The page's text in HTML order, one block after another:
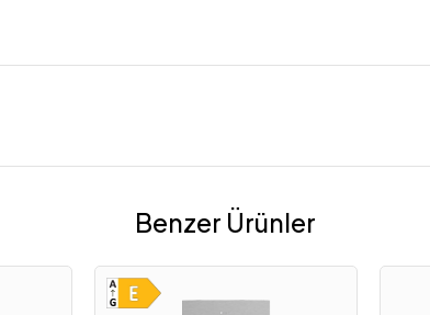
Benzer Ürünler